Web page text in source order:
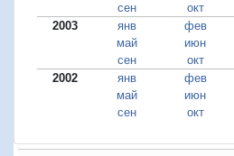
сен
окт
2003
янв фев
май
июн
сен
окт
2002
янв фев
май
июн
сен
окт